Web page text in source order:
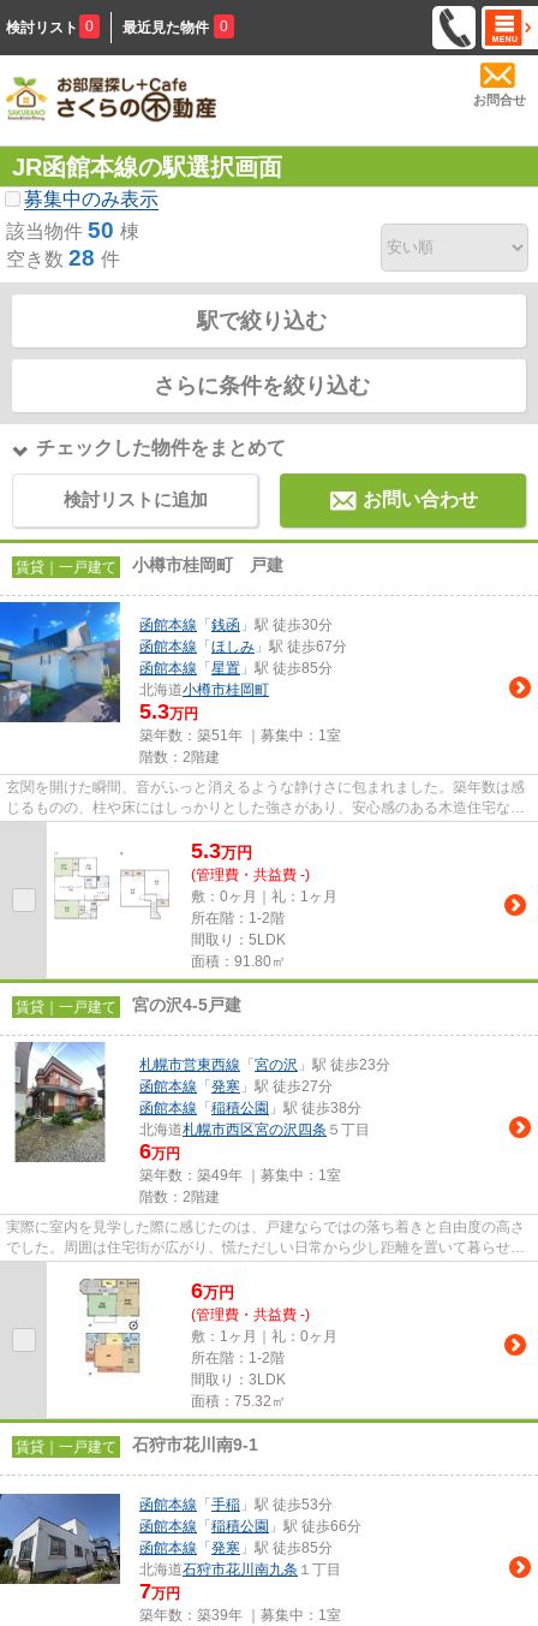
検討リスト 0 最近見た物件 0
お問合せ
JR函館本線の駅選択画面
募集中のみ表示
該当物件 50 棟
空き数 28 件
駅で絞り込む
さらに条件を絞り込む
チェックした物件をまとめて
検討リストに追加 お問い合わせ
賃貸｜一戸建て ⼩樽市桂岡町 戸建
函館本線 「 銭函 」駅 徒歩30分
函館本線 「 ほしみ 」駅 徒歩67分
函館本線 「 星置 」駅 徒歩85分
北海道小樽市桂岡町
5.3万円
築年数：築51年 ｜募集中： 1室
階数：2階建
玄関を開けた瞬間、音がふっと消えるような静けさに包まれました。築年数は感
じるものの、柱や床にはしっかりとした強さがあり、安心感のある木造住宅なら
5.3万円
(管理費・共益費 -)
敷：0ヶ月｜礼：1ヶ月
所在階：1-2階
間取り：5LDK
面積：91.80㎡
賃貸｜一戸建て 宮の沢4-5戸建
札幌市営東西線 「 宮の沢 」駅 徒歩23分
函館本線 「 発寒 」駅 徒歩27分
函館本線 「 稲積公園 」駅 徒歩38分
北海道札幌市西区宮の沢四条 ５丁目
6万円
築年数：築49年 ｜募集中： 1室
階数：2階建
実際に室内を見学した際に感じたのは、戸建ならではの落ち着きと自由度の高さ
でした。周囲は住宅街が広がり、慌ただしい日常から少し距離を置いて暮らせそ
6万円
(管理費・共益費 -)
敷：1ヶ月｜礼：0ヶ月
所在階：1-2階
間取り：3LDK
面積：75.32㎡
賃貸｜一戸建て 石狩市花川南9-1
函館本線 「 手稲 」駅 徒歩53分
函館本線 「 稲積公園 」駅 徒歩66分
函館本線 「 発寒 」駅 徒歩85分
北海道石狩市花川南九条 １丁目
7万円
築年数：築39年 ｜募集中： 1室